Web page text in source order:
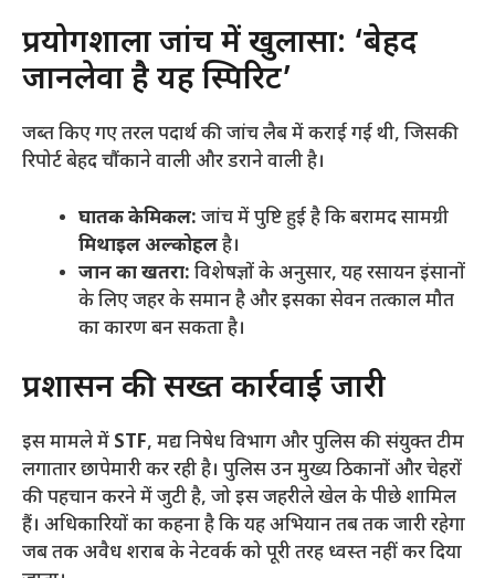
​प्रयोगशाला जांच में खुलासा: ‘बेहद
जानलेवा है यह स्पिरिट’
​जब्त किए गए तरल पदार्थ की जांच लैब में कराई गई थी, जिसकी
रिपोर्ट बेहद चौंकाने वाली और डराने वाली है।
घातक केमिकल: जांच में पुष्टि हुई है कि बरामद सामग्री
मिथाइल अल्कोहलहै।
जान का खतरा: विशेषज्ञों के अनुसार, यह रसायन इंसानों
के लिए जहर के समान है और इसका सेवन तत्काल मौत
का कारण बन सकता है।
​प्रशासन की सख्त कार्रवाई जारी
​इस मामले में STF, मद्य निषेध विभाग और पुलिस की संयुक्त टीम
लगातार छापेमारी कर रही है। पुलिस उन मुख्य ठिकानों और चेहरों
की पहचान करने में जुटी है, जो इस जहरीले खेल के पीछे शामिल
हैं। अधिकारियों का कहना है कि यह अभियान तब तक जारी रहेगा
जब तक अवैध शराब के नेटवर्क को पूरी तरह ध्वस्त नहीं कर दिया